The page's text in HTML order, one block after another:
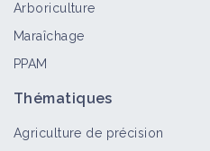
Arboriculture
Maraîchage
PPAM
Thématiques
Agriculture de précision